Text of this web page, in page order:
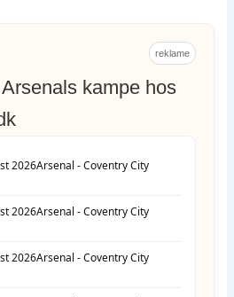
reklame
kampe hos
2026Arsenal - Coventry City
2026Arsenal - Coventry City
2026Arsenal - Coventry City